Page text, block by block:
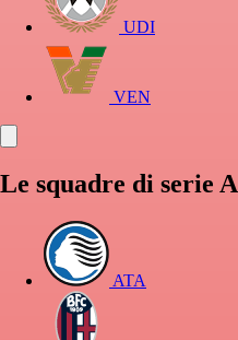
UDI
VEN
Le squadre di serie A
ATA